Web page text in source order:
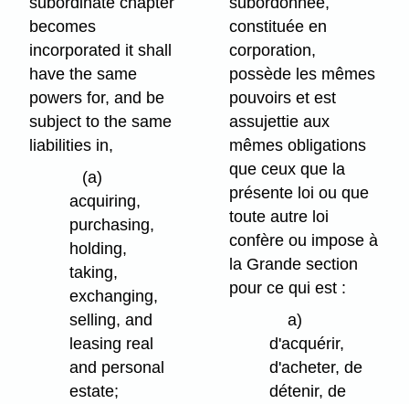
becomes
incorporated it shall
have the same
powers for, and be
subject to the same
liabilities in,
(a)
acquiring,
purchasing,
holding,
taking,
exchanging,
selling, and
leasing real
and personal
estate;
constituée en
corporation,
possède les mêmes
pouvoirs et est
assujettie aux
mêmes obligations
que ceux que la
présente loi ou que
toute autre loi
confère ou impose à
la Grande section
pour ce qui est :
a)
d'acquérir,
d'acheter, de
détenir, de